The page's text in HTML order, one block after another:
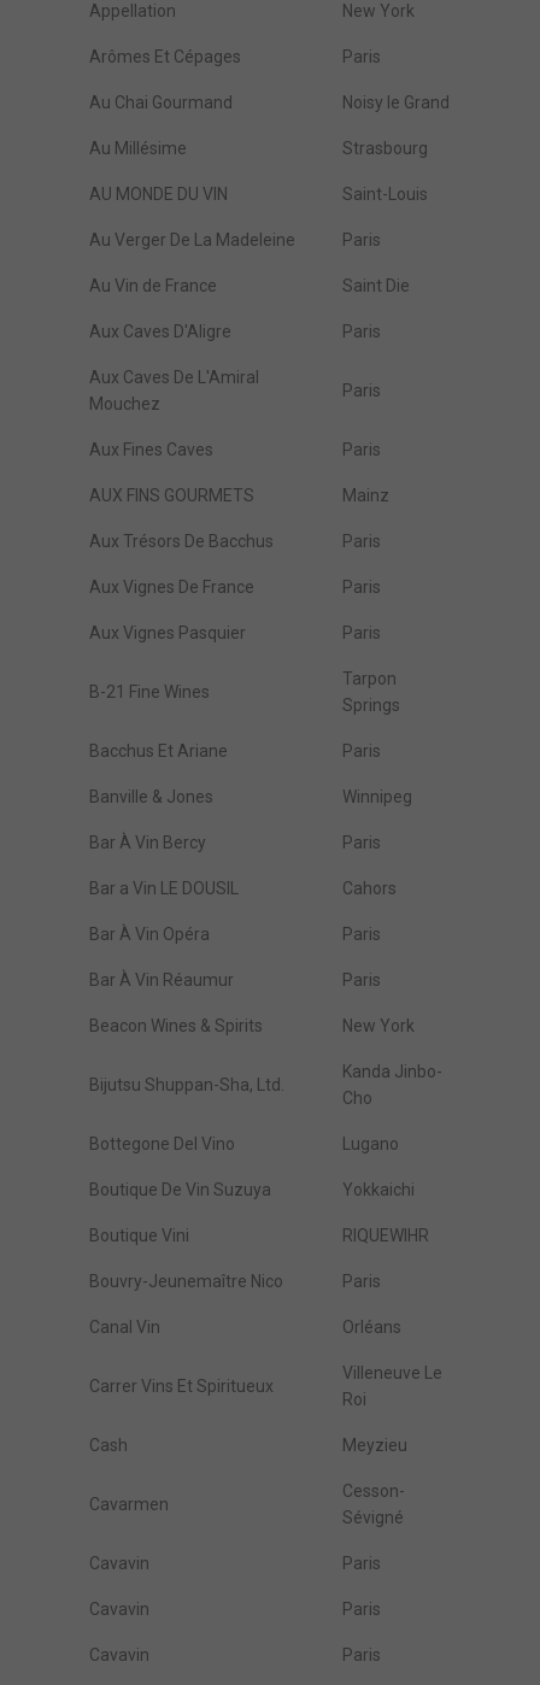
Appellation New York
Arômes Et Cépages Paris
Au Chai Gourmand Noisy le Grand
Au Millésime Strasbourg
AU MONDE DU VIN Saint-Louis
Au Verger De La Madeleine Paris
Au Vin de France Saint Die
Aux Caves D'Aligre Paris
Aux Caves De L'Amiral
Mouchez
Paris
Aux Fines Caves Paris
AUX FINS GOURMETS Mainz
Aux Trésors De Bacchus Paris
Aux Vignes De France Paris
Aux Vignes Pasquier Paris
B-21 Fine Wines
Tarpon
Springs
Bacchus Et Ariane Paris
Banville & Jones Winnipeg
Bar À Vin Bercy Paris
Bar a Vin LE DOUSIL Cahors
Bar À Vin Opéra Paris
Bar À Vin Réaumur Paris
Beacon Wines & Spirits New York
Bijutsu Shuppan-Sha, Ltd.
Kanda Jinbo-
Cho
Bottegone Del Vino Lugano
Boutique De Vin Suzuya Yokkaichi
Boutique Vini RIQUEWIHR
Bouvry-Jeunemaître Nico Paris
Canal Vin Orléans
Carrer Vins Et Spiritueux
Villeneuve Le
Roi
Cash Meyzieu
Cavarmen
Cesson-
Sévigné
Cavavin Paris
Cavavin Paris
Cavavin Paris